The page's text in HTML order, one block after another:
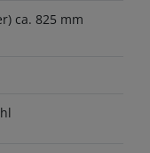
ca. 825 mm